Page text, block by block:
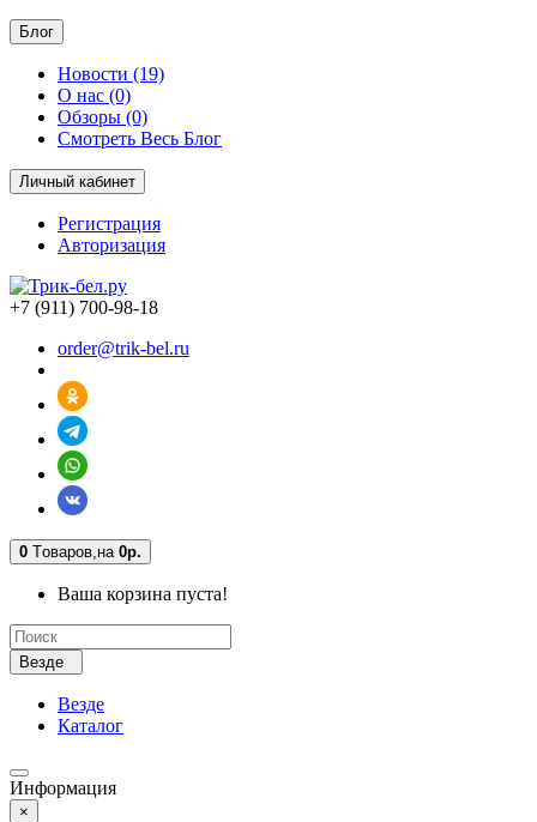
Блог
Новости (19)
О нас (0)
Обзоры (0)
Смотреть Весь Блог
Личный кабинет
Регистрация
Авторизация
+7 (911) 700-98-18
order@trik-bel.ru
0 Tоваров,на 0р.
Ваша корзина пуста!
Везде
Везде
Каталог
Информация
×